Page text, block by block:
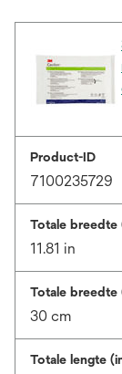
Product-ID
7100235729
Totale breedte
11.81 in
Totale breedte
30 cm
Totale lengte